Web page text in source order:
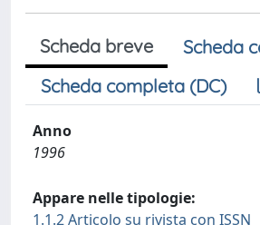
Scheda breve
Scheda
Scheda completa (DC)
Anno
1996
Appare nelle tipologie:
1.1.2 Articolo su rivista con ISSN